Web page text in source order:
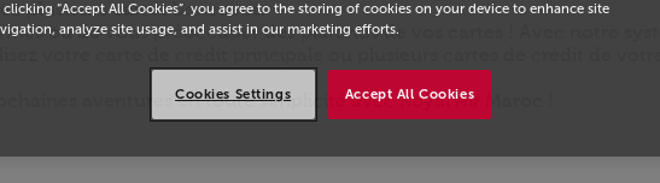
plusieurs cartes bancaires.
ou de vous préoccuper des plafonds de vos cartes ! Avec notre
votre carte de crédit principale ou plusieurs cartes de crédit de
aventures en toute simplicité avec Royal Air Maroc !
clicking “Accept All Cookies”, you agree to the storing of cookies on your device to enhance site
analyze site usage, and assist in our marketing efforts.
Accept All Cookies
Cookies Settings